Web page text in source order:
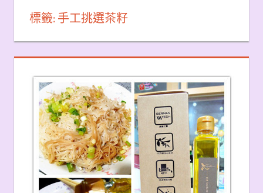
標籤:手工挑選茶籽